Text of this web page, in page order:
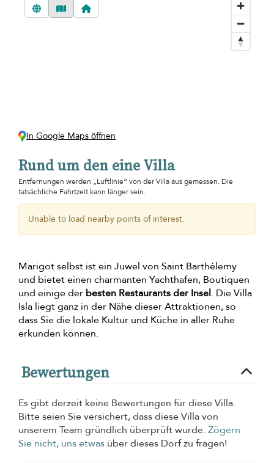
In Google Maps öffnen
Rund um den eine Villa
Entfernungen werden „Luftlinie“ von der Villa aus gemessen. Die
tatsächliche Fahrtzeit kann länger sein.
Unable to load nearby points of interest.
Marigot selbst ist ein Juwel von Saint Barthélemy
und bietet einen charmanten Yachthafen, Boutiquen
und einige der besten Restaurants der Insel. Die Villa
Isla liegt ganz in der Nähe dieser Attraktionen, so
dass Sie die lokale Kultur und Küche in aller Ruhe
erkunden können.
Bewertungen
Es gibt derzeit keine Bewertungen für diese Villa.
Bitte seien Sie versichert, dass diese Villa von
unserem Team gründlich überprüft wurde. Zögern
Sie nicht, uns etwas über dieses Dorf zu fragen!